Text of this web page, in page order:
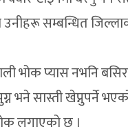
सम्बन्धित
भोक प्यास नभनि
भने सास्ती खेप्नुपर्ने
लगाएको छ ।